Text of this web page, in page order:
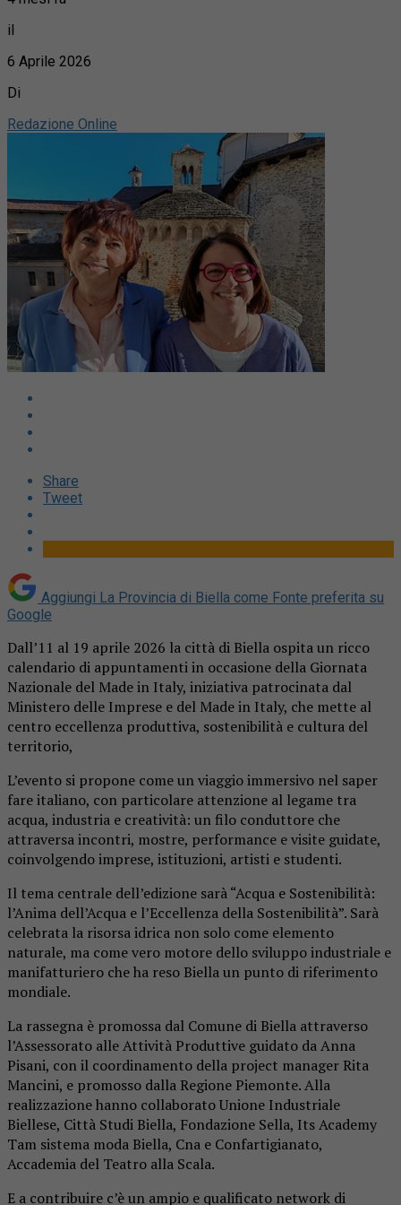
il
6 Aprile 2026
Di
Redazione Online
Share
Tweet
Aggiungi La Provincia di Biella come Fonte preferita su
Google
Dall’11 al 19 aprile 2026 la città di Biella ospita un ricco
calendario di appuntamenti in occasione della Giornata
Nazionale del Made in Italy, iniziativa patrocinata dal
Ministero delle Imprese e del Made in Italy, che mette al
centro eccellenza produttiva, sostenibilità e cultura del
territorio,
L’evento si propone come un viaggio immersivo nel saper
fare italiano, con particolare attenzione al legame tra
acqua, industria e creatività: un filo conduttore che
attraversa incontri, mostre, performance e visite guidate,
coinvolgendo imprese, istituzioni, artisti e studenti.
Il tema centrale dell’edizione sarà “Acqua e Sostenibilità:
l’Anima dell’Acqua e l’Eccellenza della Sostenibilità”. Sarà
celebrata la risorsa idrica non solo come elemento
naturale, ma come vero motore dello sviluppo industriale e
manifatturiero che ha reso Biella un punto di riferimento
mondiale.
La rassegna è promossa dal Comune di Biella attraverso
l’Assessorato alle Attività Produttive guidato da Anna
Pisani, con il coordinamento della project manager Rita
Mancini, e promosso dalla Regione Piemonte. Alla
realizzazione hanno collaborato Unione Industriale
Biellese, Città Studi Biella, Fondazione Sella, Its Academy
Tam sistema moda Biella, Cna e Confartigianato,
Accademia del Teatro alla Scala.
E a contribuire c’è un ampio e qualificato network di